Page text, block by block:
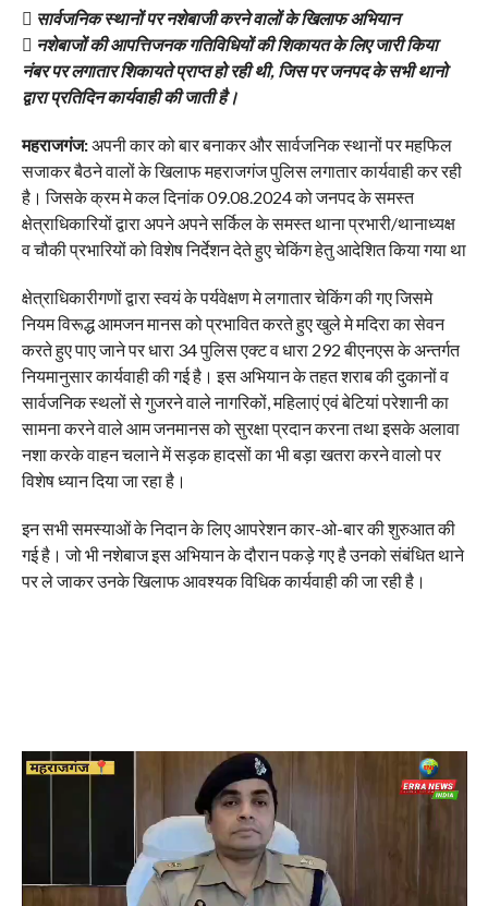
 सार्वजनिक स्थानों पर नशेबाजी करने वालों के खिलाफ अभियान
 नशेबाजों की आपत्तिजनक गतिविधियों की शिकायत के लिए जारी किया
नंबर पर लगातार शिकायते प्राप्त हो रही थी, जिस पर जनपद के सभी थानो
द्वारा प्रतिदिन कार्यवाही की जाती है।
महराजगंज:अपनी कार को बार बनाकर और सार्वजनिक स्थानों पर महफिल
सजाकर बैठने वालों के खिलाफ महराजगंज पुलिस लगातार कार्यवाही कर रही
है। जिसके क्रम मे कल दिनांक 09.08.2024 को जनपद के समस्त
क्षेत्राधिकारियों द्वारा अपने अपने सर्किल के समस्त थाना प्रभारी/थानाध्यक्ष
व चौकी प्रभारियों को विशेष निर्देशन देते हुए चेकिंग हेतु आदेशित किया गया था
क्षेत्राधिकारीगणों द्वारा स्वयं के पर्यवेक्षण मे लगातार चेकिंग की गए जिसमे
नियम विरूद्ध आमजन मानस को प्रभावित करते हुए खुले मे मदिरा का सेवन
करते हुए पाए जाने पर धारा 34 पुलिस एक्ट व धारा 292 बीएनएस के अन्तर्गत
नियमानुसार कार्यवाही की गई है। इस अभियान के तहत शराब की दुकानों व
सार्वजनिक स्थलों से गुजरने वाले नागरिकों, महिलाएं एवं बेटियां परेशानी का
सामना करने वाले आम जनमानस को सुरक्षा प्रदान करना तथा इसके अलावा
नशा करके वाहन चलाने में सड़क हादसों का भी बड़ा खतरा करने वालो पर
विशेष ध्यान दिया जा रहा है।
इन सभी समस्याओं के निदान के लिए आपरेशन कार-ओ-बार की शुरुआत की
गई है। जो भी नशेबाज इस अभियान के दौरान पकड़े गए है उनको संबंधित थाने
पर ले जाकर उनके खिलाफ आवश्यक विधिक कार्यवाही की जा रही है।